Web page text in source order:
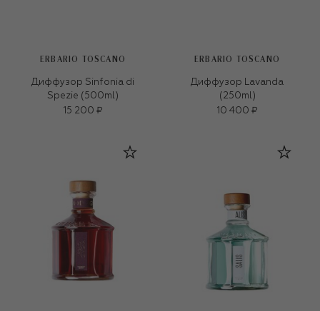
ERBARIO TOSCANO
Диффузор Sinfonia di
Spezie (500ml)
15 200 ₽
ERBARIO TOSCANO
Диффузор Lavanda
(250ml)
10 400 ₽